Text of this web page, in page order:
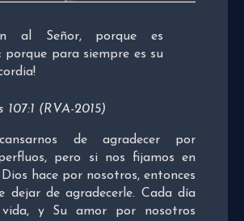
al Señor, porque es
porque para siempre es su
107:1 (RVA-2015)
de agradecer por
pero si nos fijamos en
hace por nosotros, entonces
dejar de agradecerle. Cada día
y Su amor por nosotros